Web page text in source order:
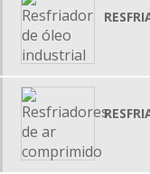
PERMUTADORES DE
PERMUTADORES DE CALOR
TROCADOR DE CALOR
TROCADOR DE CALOR PREÇO
TROCADOR DE CALOR
TROCADORES DE CALOR